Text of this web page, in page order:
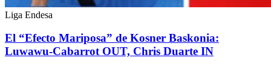
Liga Endesa
El “Efecto Mariposa” de Kosner Baskonia:
Luwawu-Cabarrot OUT, Chris Duarte IN